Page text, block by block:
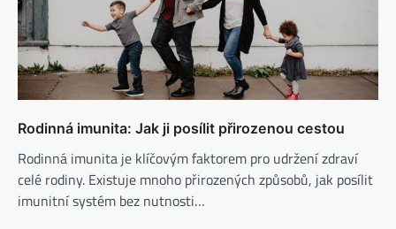
Rodinná imunita: Jak ji posílit přirozenou cestou
Rodinná imunita je klíčovým faktorem pro udržení zdraví
celé rodiny. Existuje mnoho přirozených způsobů, jak posílit
imunitní systém bez nutnosti…